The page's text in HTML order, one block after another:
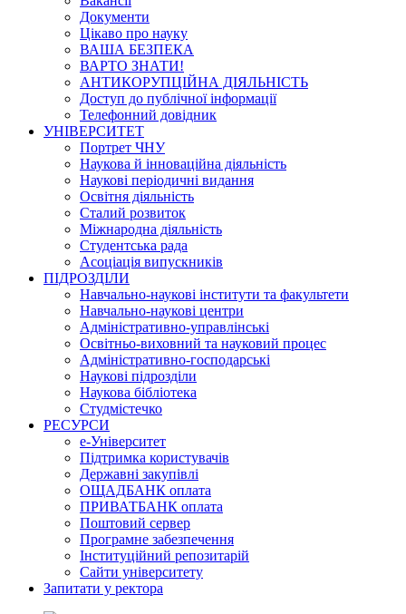
Документи
Цікаво про науку
ВАША БЕЗПЕКА
ВАРТО ЗНАТИ!
АНТИКОРУПЦІЙНА ДІЯЛЬНІСТЬ
Доступ до публічної інформації
Телефонний довідник
УНІВЕРСИТЕТ
Портрет ЧНУ
Наукова й інноваційна діяльність
Наукові періодичні видання
Освітня діяльність
Сталий розвиток
Міжнародна діяльність
Студентська рада
Асоціація випускників
ПІДРОЗДІЛИ
Навчально-наукові інститути та факультети
Навчально-наукові центри
Адміністративно-управлінські
Освітньо-виховний та науковий процес
Адміністративно-господарські
Наукові підрозділи
Наукова бібліотека
Студмістечко
РЕСУРСИ
е-Університет
Підтримка користувачів
Державні закупівлі
ОЩАДБАНК оплата
ПРИВАТБАНК оплата
Поштовий сервер
Програмне забезпечення
Інституційний репозитарій
Сайти університету
Запитати у ректора